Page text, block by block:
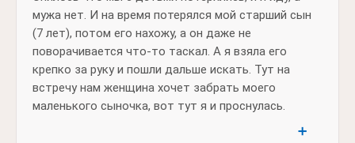
мужа нет. И на время потерялся мой старший сын
(7 лет), потом его нахожу, а он даже не
поворачивается что-то таскал. А я взяла его
крепко за руку и пошли дальше искать. Тут на
встречу нам женщина хочет забрать моего
маленького сыночка, вот тут я и проснулась.
➕